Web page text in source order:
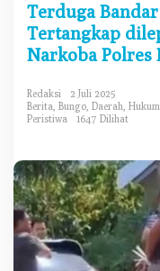
Terduga
Tertangkap
Narkoba Polres
Redaksi
2 Juli 2025
Berita Bungo Daerah
Peristiwa
1647 Dilihat